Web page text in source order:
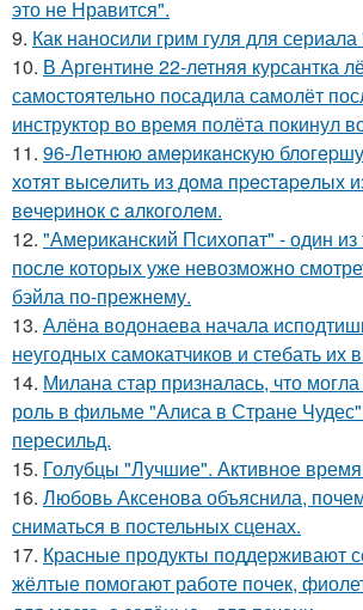
это не Нравится".
9. Как наносили грим гуля для
10. В Аргентине 22-летняя курсантка
самостоятельно посадила самолёт
инструктор во время полёта покинул
11. 96-Лeтнюю aмepикaнcкую
хoтят выceлить из дoмa пpecтapeлых
вeчepинoк c aлкoгoлeм.
12. "Американский Психопат" - один
после которых уже невозможно
бэйла по-прежнему.
13. Алёна водонаева начала
неугодных самокатчиков и стебать их
14. Милана стар призналась, что
роль в фильме "Алиса в Стране
пересильд.
15. Голубцы "Лучшие". Активное время
16. Любовь Аксенова объяснила,
сниматься в постельных сценах.
17. Красные продукты поддерживают
жёлтые помогают работе почек,